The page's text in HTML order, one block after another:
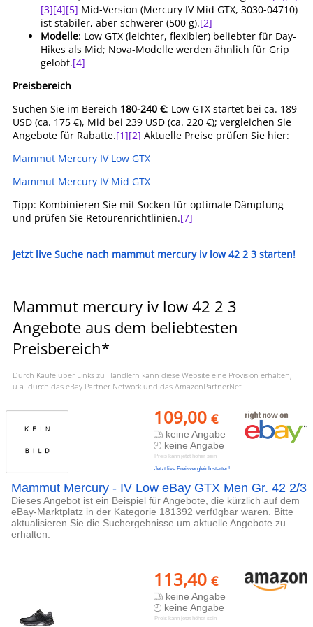
[3][4][5] Mid-Version (Mercury IV Mid GTX, 3030-04710)
ist stabiler, aber schwerer (500 g).[2]
Modelle: Low GTX (leichter, flexibler) beliebter für Day-
Hikes als Mid; Nova-Modelle werden ähnlich für Grip
gelobt.[4]
Preisbereich
Suchen Sie im Bereich 180-240 €: Low GTX startet bei ca. 189
USD (ca. 175 €), Mid bei 239 USD (ca. 220 €); vergleichen Sie
Angebote für Rabatte.[1][2] Aktuelle Preise prüfen Sie hier:
Mammut Mercury IV Low GTX
Mammut Mercury IV Mid GTX
Tipp: Kombinieren Sie mit Socken für optimale Dämpfung
und prüfen Sie Retourenrichtlinien.[7]
Jetzt live Suche nach mammut mercury iv low 42 2 3 starten!
Mammut mercury iv low 42 2 3
Angebote aus dem beliebtesten
Preisbereich*
Durch Käufe über Links zu Händlern kann diese Website eine Provision erhalten,
u.a. durch das eBay Partner Network und das AmazonPartnerNet
109,00 €
keine Angabe
keine Angabe
Preis kann jetzt höher sein
Jetzt live Preisvergleich starten!
Mammut Mercury - IV Low eBay GTX Men Gr. 42 2/3
Dieses Angebot ist ein Beispiel für Angebote, die kürzlich auf dem
eBay-Marktplatz in der Kategorie 181392 verfügbar waren. Bitte
aktualisieren Sie die Suchergebnisse um aktuelle Angebote zu
erhalten.
113,40 €
keine Angabe
keine Angabe
Preis kann jetzt höher sein